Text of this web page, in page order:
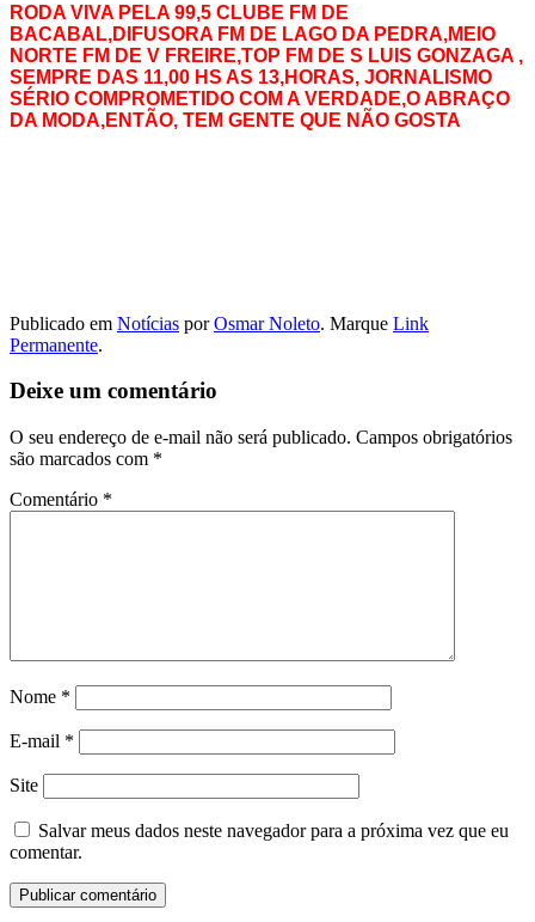
RODA VIVA PELA 99,5 CLUBE FM DE
BACABAL,DIFUSORA FM DE LAGO DA PEDRA,MEIO
NORTE FM DE V FREIRE,TOP FM DE S LUIS GONZAGA ,
SEMPRE DAS 11,00 HS AS 13,HORAS, JORNALISMO
SÉRIO COMPROMETIDO COM A VERDADE,O ABRAÇO
DA MODA,ENTÃO, TEM GENTE QUE NÃO GOSTA
Publicado em Notícias porOsmar Noleto. Marque Link
Permanente.
Deixe um comentário
O seu endereço de e-mail não será publicado. Campos obrigatórios
são marcados com *
Comentário *
Nome *
E-mail *
Site
Salvar meus dados neste navegador para a próxima vez que eu
comentar.